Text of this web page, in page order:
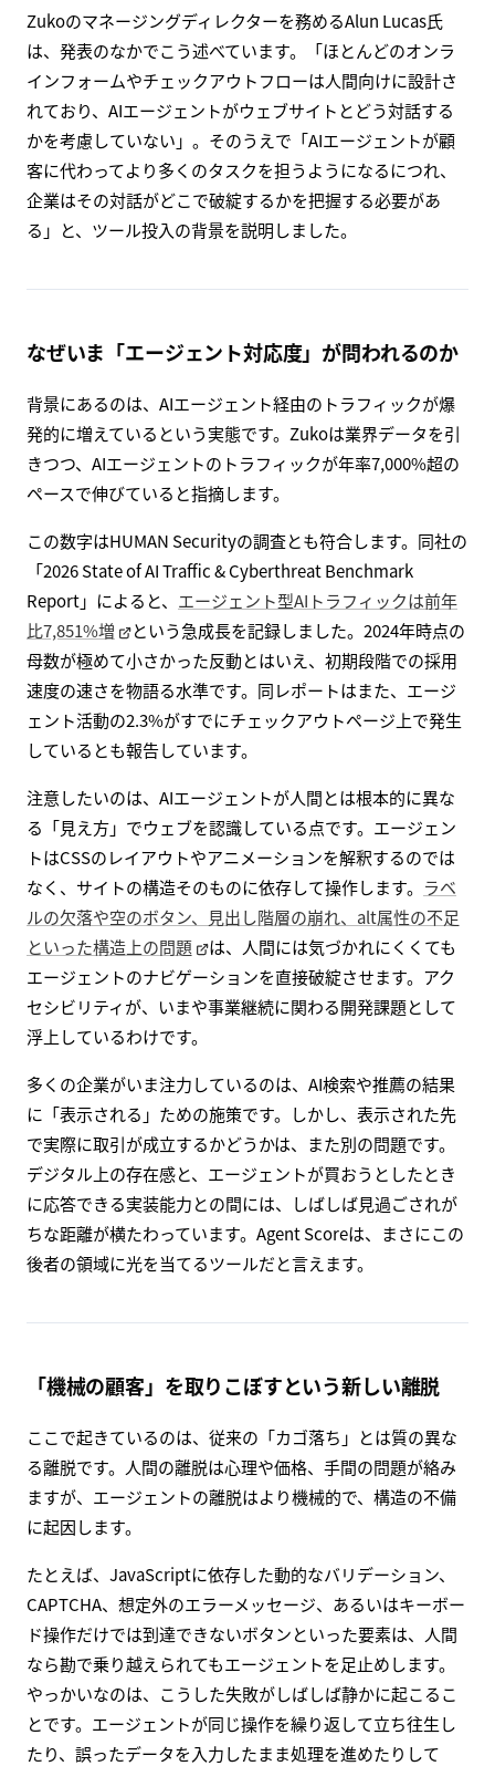
Zukoのマネージングディレクターを務めるAlun Lucas氏
は、発表のなかでこう述べています。「ほとんどのオンラ
インフォームやチェックアウトフローは人間向けに設計さ
れており、AIエージェントがウェブサイトとどう対話する
かを考慮していない」。そのうえで「AIエージェントが顧
客に代わってより多くのタスクを担うようになるにつれ、
企業はその対話がどこで破綻するかを把握する必要があ
る」と、ツール投入の背景を説明しました。
なぜいま「エージェント対応度」が問われるのか
背景にあるのは、AIエージェント経由のトラフィックが爆
発的に増えているという実態です。Zukoは業界データを引
きつつ、AIエージェントのトラフィックが年率7,000%超の
ペースで伸びていると指摘します。
この数字はHUMAN Securityの調査とも符合します。同社の
「2026 State of AI Traffic & Cyberthreat Benchmark
Report」によると、 エージェント型AIトラフィックは前年
比7,851%増
という急成長を記録しました。2024年時点の
母数が極めて小さかった反動とはいえ、初期段階での採用
速度の速さを物語る水準です。同レポートはまた、エージ
ェント活動の2.3%がすでにチェックアウトページ上で発生
しているとも報告しています。
注意したいのは、AIエージェントが人間とは根本的に異な
る「見え方」でウェブを認識している点です。エージェン
トはCSSのレイアウトやアニメーションを解釈するのでは
なく、サイトの構造そのものに依存して操作します。 ラベ
ルの欠落や空のボタン、見出し階層の崩れ、alt属性の不足
といった構造上の問題
は、人間には気づかれにくくても
エージェントのナビゲーションを直接破綻させます。アク
セシビリティが、いまや事業継続に関わる開発課題として
浮上しているわけです。
多くの企業がいま注力しているのは、AI検索や推薦の結果
に「表示される」ための施策です。しかし、表示された先
で実際に取引が成立するかどうかは、また別の問題です。
デジタル上の存在感と、エージェントが買おうとしたとき
に応答できる実装能力との間には、しばしば見過ごされが
ちな距離が横たわっています。Agent Scoreは、まさにこの
後者の領域に光を当てるツールだと言えます。
「機械の顧客」を取りこぼすという新しい離脱
ここで起きているのは、従来の「カゴ落ち」とは質の異な
る離脱です。人間の離脱は心理や価格、手間の問題が絡み
ますが、エージェントの離脱はより機械的で、構造の不備
に起因します。
たとえば、JavaScriptに依存した動的なバリデーション、
CAPTCHA、想定外のエラーメッセージ、あるいはキーボー
ド操作だけでは到達できないボタンといった要素は、人間
なら勘で乗り越えられてもエージェントを足止めします。
やっかいなのは、こうした失敗がしばしば静かに起こるこ
とです。エージェントが同じ操作を繰り返して立ち往生し
たり、誤ったデータを入力したまま処理を進めたりして